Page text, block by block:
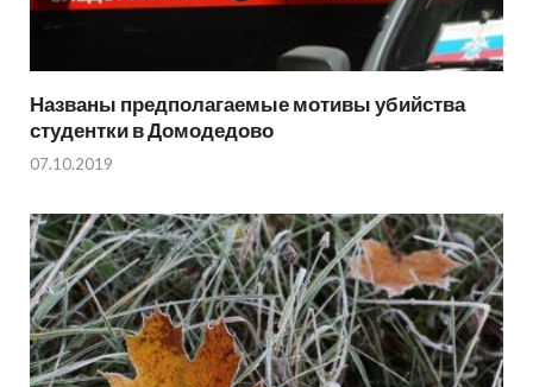
Названы предполагаемые мотивы убийства
студентки в Домодедово
07.10.2019